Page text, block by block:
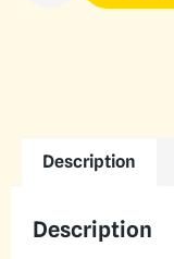
Description
Description